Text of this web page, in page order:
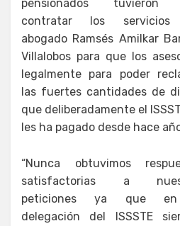
pensionados tuvieron
contratar los
abogado Ramsés Amilkar
Villalobos para que los
legalmente para poder
las fuertes cantidades de
que deliberadamente el
les ha pagado desde hace
“Nunca obtuvimos
satisfactorias a
peticiones ya que
delegación del ISSSTE